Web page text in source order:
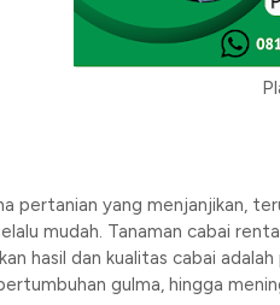
pertanian yang menjanjikan,
mudah. Tanaman cabai
hasil dan kualitas cabai adalah
gulma, hingga